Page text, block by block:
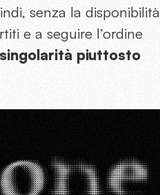
senza la disponibilità
e a seguire l’ordine
piuttosto